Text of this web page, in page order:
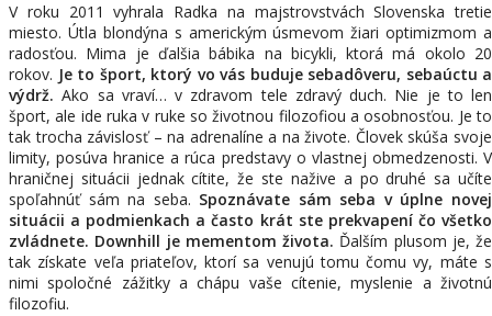
V roku 2011 vyhrala Radka na majstrovstvách Slovenska tretie
miesto. Útla blondýna s americkým úsmevom žiari optimizmom a
radosťou. Mima je ďalšia bábika na bicykli, ktorá má okolo 20
rokov. Je to šport, ktorý vo vás buduje sebadôveru, sebaúctu a
výdrž. Ako sa vraví… v zdravom tele zdravý duch. Nie je to len
šport, ale ide ruka v ruke so životnou filozofiou a osobnosťou. Je to
tak trocha závislosť – na adrenalíne a na živote. Človek skúša svoje
limity, posúva hranice a rúca predstavy o vlastnej obmedzenosti. V
hraničnej situácii jednak cítite, že ste nažive a po druhé sa učíte
spoľahnúť sám na seba. Spoznávate sám seba v úplne novej
situácii a podmienkach a často krát ste prekvapení čo všetko
zvládnete. Downhill je mementom života. Ďalším plusom je, že
tak získate veľa priateľov, ktorí sa venujú tomu čomu vy, máte s
nimi spoločné zážitky a chápu vaše cítenie, myslenie a životnú
filozofiu.